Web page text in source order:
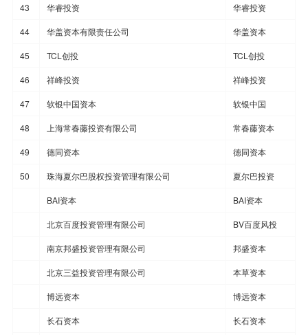
43 华睿投资 华睿投资
44 华盖资本有限责任公司 华盖资本
45 TCL创投 TCL创投
46 祥峰投资 祥峰投资
47 软银中国资本 软银中国
48 上海常春藤投资有限公司 常春藤资本
49 德同资本 德同资本
50 珠海夏尔巴股权投资管理有限公司 夏尔巴投资
BAI资本 BAI资本
北京百度投资管理有限公司 BV百度风投
南京邦盛投资管理有限公司 邦盛资本
北京三益投资管理有限公司 本草资本
博远资本 博远资本
长石资本 长石资本